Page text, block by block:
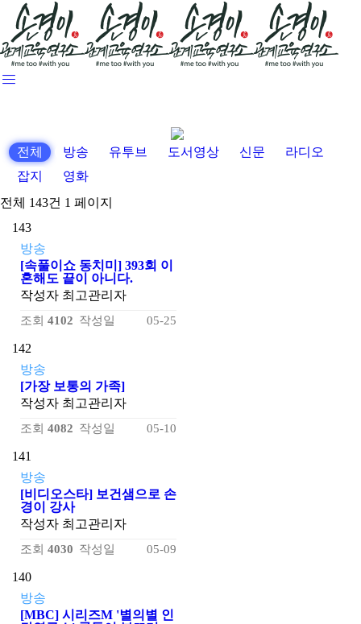
전체 방송 유투브 도서영상 신문
라디오
잡지
영화
전체 143건 1 페이지
143
방송
[속풀이쇼 동치미] 393회 이
혼해도 끝이 아니다.
작성자 최고관리자
조회 4102 작성일 05-25
142
방송
[가장 보통의 가족]
작성자 최고관리자
조회 4082 작성일 05-10
141
방송
[비디오스타] 보건샘으로 손
경이 강사
작성자 최고관리자
조회 4030 작성일 05-09
140
방송
[MBC] 시리즈M '별의별 인